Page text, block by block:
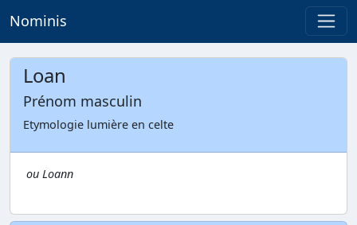
Nominis
Loan
Prénom masculin
Etymologie lumière en celte
ou Loann